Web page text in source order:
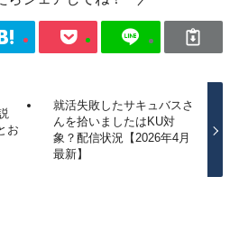
お
就活失敗したサキュバスさ
んを拾いましたはKU対
象？配信状況【2026年4月
最新】